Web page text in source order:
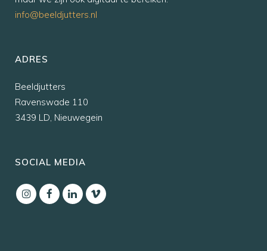
info@beeldjutters.nl
ADRES
Beeldjutters
Ravenswade 110
3439 LD, Nieuwegein
SOCIAL MEDIA